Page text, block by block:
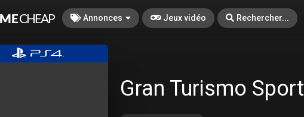
Annonces Jeux vidéo Rechercher...
Gran Turismo Sport